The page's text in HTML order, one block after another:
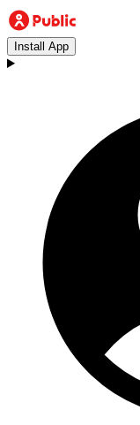
Install App